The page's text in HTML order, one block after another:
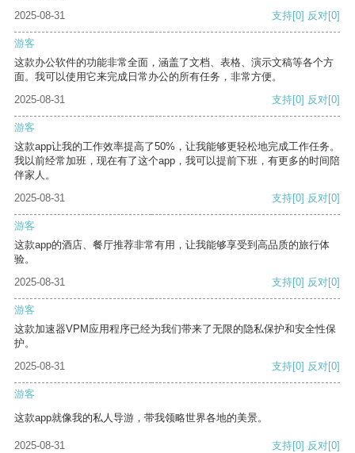
2025-08-31
支持[0] 反对[0]
游客
这款办公软件的功能非常全面，涵盖了文档、表格、演示文稿等各个方
面。我可以使用它来完成日常办公的所有任务，非常方便。
2025-08-31
支持[0] 反对[0]
游客
这款app让我的工作效率提高了50%，让我能够更轻松地完成工作任务。
我以前经常加班，现在有了这个app，我可以提前下班，有更多的时间陪
伴家人。
2025-08-31
支持[0] 反对[0]
游客
这款app的酒店、餐厅推荐非常有用，让我能够享受到高品质的旅行体
验。
2025-08-31
支持[0] 反对[0]
游客
这款加速器VPM应用程序已经为我们带来了无限的隐私保护和安全性保
护。
2025-08-31
支持[0] 反对[0]
游客
这款app就像我的私人导游，带我领略世界各地的美景。
2025-08-31 支持[0] 反对[0]